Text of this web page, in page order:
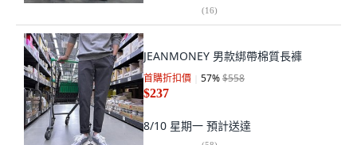
(16)
JEANMONEY 男款綁帶棉質長褲
首購折扣價 57%$558
$237
8/10 星期一 預計送達